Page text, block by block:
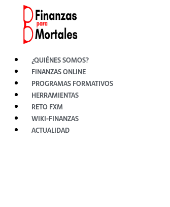
contenido
¿QUIÉNES SOMOS?
FINANZAS ONLINE
PROGRAMAS FORMATIVOS
HERRAMIENTAS
RETO FXM
WIKI-FINANZAS
ACTUALIDAD